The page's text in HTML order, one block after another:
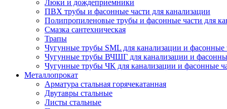
Люки и дождеприемники
ПВХ трубы и фасонные части для канализации
Полипропиленовые трубы и фасонные части для
Смазка сантехническая
Трапы
Чугунные трубы SML для канализации и фасонные
Чугунные трубы ВЧШГ для канализации и
Чугунные трубы ЧК для канализации и фасонные
Металлопрокат
Арматура стальная горячекатанная
Двутавры стальные
Листы стальные